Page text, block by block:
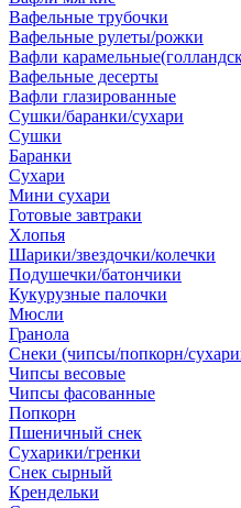
Вафельные трубочки
Вафельные рулеты/рожки
Вафли
Вафельные десерты
Вафли глазированные
Сушки/баранки/сухари
Сушки
Баранки
Сухари
Мини сухари
Готовые завтраки
Хлопья
Шарики/звездочки/колечки
Подушечки/батончики
Кукурузные палочки
Мюсли
Гранола
Снеки (чипсы/попкорн/
Чипсы весовые
Чипсы фасованные
Попкорн
Пшеничный снек
Сухарики/гренки
Снек сырный
Крендельки